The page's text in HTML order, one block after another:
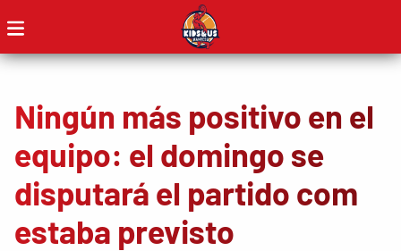
Ningún más positivo en el
equipo: el domingo se
disputará el partido com
estaba previsto